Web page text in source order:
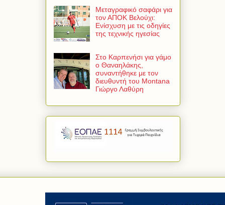
Μεταγραφικό σαφάρι για
τον ΑΠΟΚ Βελούχι:
Ενίσχυση με τις οδηγίες
της τεχνικής ηγεσίας
Στο Καρπενήσι για γάμο
ο Θαναηλάκης,
συναντήθηκε με τον
διευθυντή του Montana
Γιώργο Λαθύρη